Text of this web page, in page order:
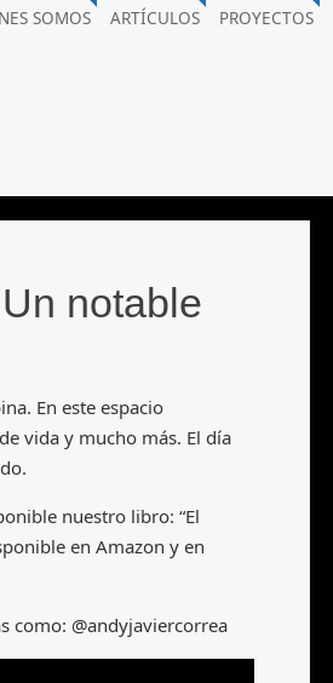
SOMOS ARTÍCULOS PROYECTOS
notable
En este espacio
vida y mucho más. El día
nuestro libro: “El
en Amazon y en
como: @andyjaviercorrea